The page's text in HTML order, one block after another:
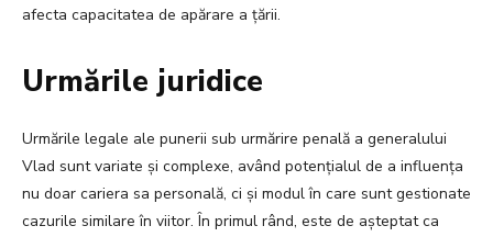
afecta capacitatea de apărare a țării.
Urmările juridice
Urmările legale ale punerii sub urmărire penală a generalului
Vlad sunt variate și complexe, având potențialul de a influența
nu doar cariera sa personală, ci și modul în care sunt gestionate
cazurile similare în viitor. În primul rând, este de așteptat ca